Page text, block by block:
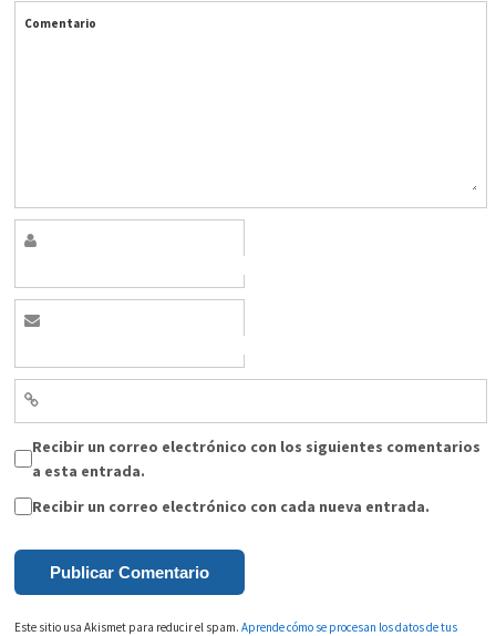
Comentario
Recibir un correo electrónico con los siguientes comentarios
a esta entrada.
Recibir un correo electrónico con cada nueva entrada.
Este sitio usa Akismet para reducir el spam.Aprende cómo se procesan los datos de tus